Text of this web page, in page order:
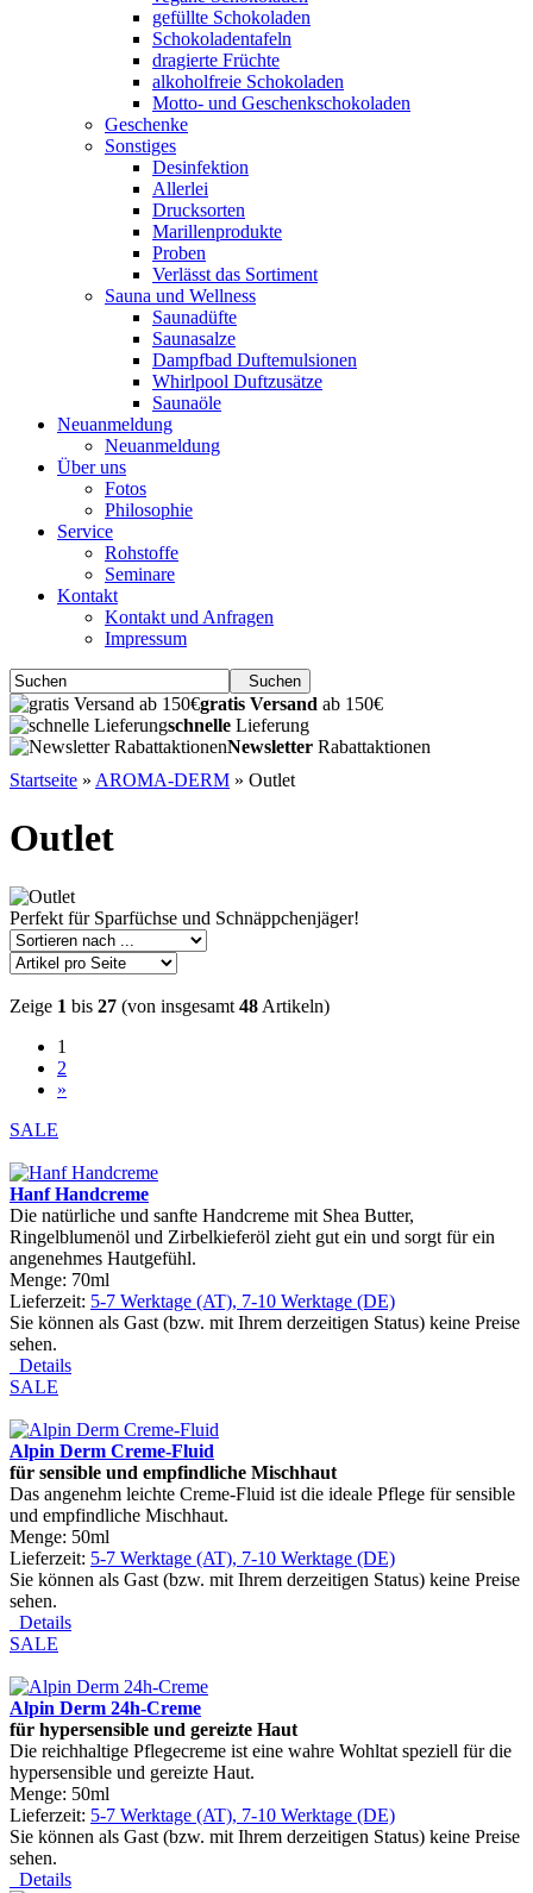
gefüllte Schokoladen
Schokoladentafeln
dragierte Früchte
alkoholfreie Schokoladen
Motto- und Geschenkschokoladen
Geschenke
Sonstiges
Desinfektion
Allerlei
Drucksorten
Marillenprodukte
Proben
Verlässt das Sortiment
Sauna und Wellness
Saunadüfte
Saunasalze
Dampfbad Duftemulsionen
Whirlpool Duftzusätze
Saunaöle
Neuanmeldung
Neuanmeldung
Über uns
Fotos
Philosophie
Service
Rohstoffe
Seminare
Kontakt
Kontakt und Anfragen
Impressum
Suchen
gratis Versand ab 150€
schnelle Lieferung
Newsletter Rabattaktionen
Startseite » AROMA-DERM » Outlet
Outlet
Perfekt für Sparfüchse und Schnäppchenjäger!
Zeige 1 bis 27 (von insgesamt 48 Artikeln)
1
2
»
SALE
Hanf Handcreme
Die natürliche und sanfte Handcreme mit Shea Butter,
Ringelblumenöl und Zirbelkieferöl zieht gut ein und sorgt für ein
angenehmes Hautgefühl.
Menge: 70ml
Lieferzeit: 5-7 Werktage (AT), 7-10 Werktage (DE)
Sie können als Gast (bzw. mit Ihrem derzeitigen Status) keine Preise
sehen.
Details
SALE
Alpin Derm Creme-Fluid
für sensible und empfindliche Mischhaut
Das angenehm leichte Creme-Fluid ist die ideale Pflege für sensible
und empfindliche Mischhaut.
Menge: 50ml
Lieferzeit: 5-7 Werktage (AT), 7-10 Werktage (DE)
Sie können als Gast (bzw. mit Ihrem derzeitigen Status) keine Preise
sehen.
Details
SALE
Alpin Derm 24h-Creme
für hypersensible und gereizte Haut
Die reichhaltige Pflegecreme ist eine wahre Wohltat speziell für die
hypersensible und gereizte Haut.
Menge: 50ml
Lieferzeit: 5-7 Werktage (AT), 7-10 Werktage (DE)
Sie können als Gast (bzw. mit Ihrem derzeitigen Status) keine Preise
sehen.
Details